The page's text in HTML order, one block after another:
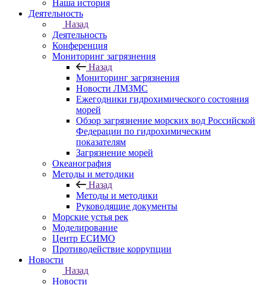
Наша история
Деятельность
Назад
Деятельность
Конференция
Мониторинг загрязнения
Назад
Мониторинг загрязнения
Новости ЛМЗМС
Ежегодники гидрохимического состояния
морей
Обзор загрязнение морских вод Российской
Федерации по гидрохимическим
показателям
Загрязнение морей
Океанография
Методы и методики
Назад
Методы и методики
Руководящие документы
Морские устья рек
Моделирование
Центр ЕСИМО
Противодействие коррупции
Новости
Назад
Новости